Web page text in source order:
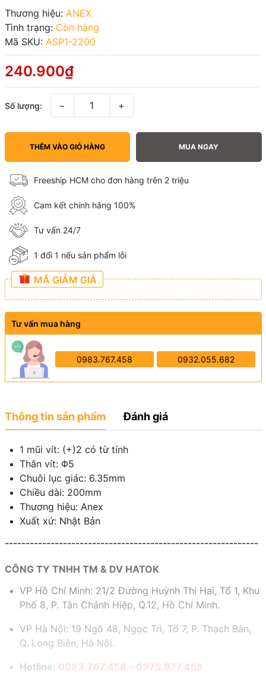
Thương hiệu: ANEX
Tình trạng: Còn hàng
Mã SKU: ASP1-2200
240.900₫
Số lượng: − +
THÊM VÀO GIỎ HÀNG MUA NGAY
Freeship HCM cho đơn hàng trên 2 triệu
Cam kết chính hãng 100%
Tư vấn 24/7
1 đổi 1 nếu sản phẩm lỗi
MÃ GIẢM GIÁ
Tư vấn mua hàng
0983.767.458 0932.055.682
Thông tin sản phẩm Đánh giá
1 mũi vít: (+)2 có từ tính
Thân vít: Φ5
Chuôi lục giác: 6.35mm
Chiều dài: 200mm
Thương hiệu: Anex
Xuất xứ: Nhật Bản
-------------------------------------------------------------
CÔNG TY TNHH TM & DV HATOK
VP Hồ Chí Minh: 21/2 Đường Huỳnh Thị Hai, Tổ 1, Khu
Phố 8, P. Tân Chánh Hiệp, Q.12, Hồ Chí Minh.
VP Hà Nội: 19 Ngõ 48, Ngọc Trì, Tổ 7, P. Thạch Bàn,
Q. Long Biên, Hà Nội.
Hotline: 0983.767.458 – 0975.977.458